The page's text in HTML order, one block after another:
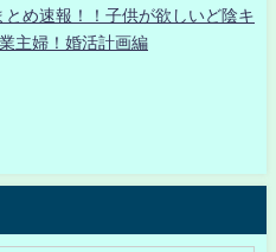
め速報！！子供が欲しいど陰キ
主婦！婚活計画編